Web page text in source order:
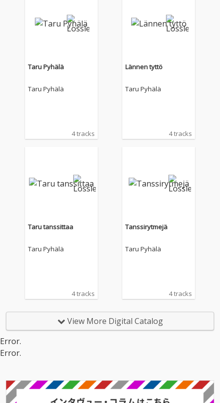
Taru Pyhälä
Taru Pyhälä
4 tracks
Lännen tyttö
Taru Pyhälä
4 tracks
Taru tanssittaa
Taru Pyhälä
4 tracks
Tanssirytmejä
Taru Pyhälä
4 tracks
View More Digital Catalog
Error.
Error.